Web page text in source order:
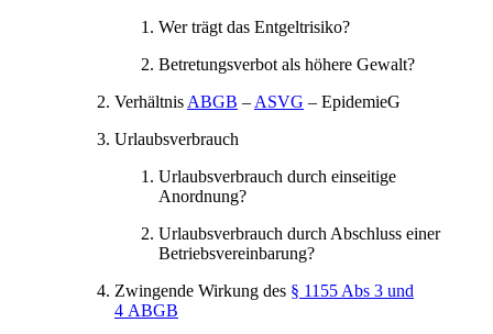
Wer trägt das Entgeltrisiko?
Betretungsverbot als höhere Gewalt?
Verhältnis ABGB – ASVG – EpidemieG
Urlaubsverbrauch
Urlaubsverbrauch durch einseitige
Anordnung?
Urlaubsverbrauch durch Abschluss einer
Betriebsvereinbarung?
Zwingende Wirkung des § 1155 Abs 3 und
4 ABGB